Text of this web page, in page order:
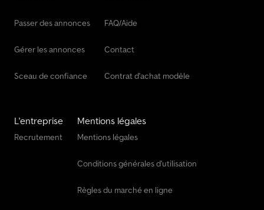
Passer des annonces
Gérer les annonces
Sceau de confiance
FAQ/Aide
Contact
Contrat d'achat modèle
L'entreprise
Recrutement
Mentions légales
Mentions légales
Conditions générales d'utilisation
Règles du marché en ligne